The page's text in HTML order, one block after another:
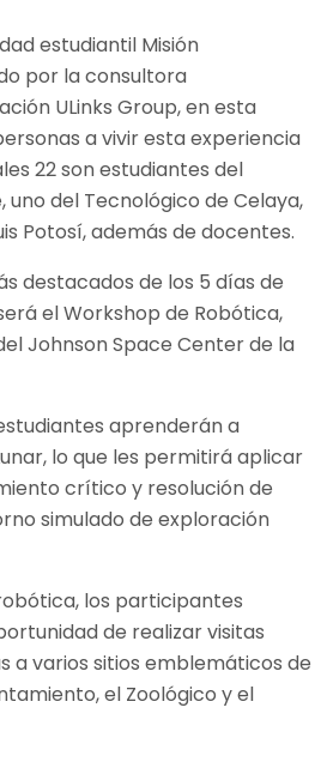
estudiantil Misión
por la consultora
ULinks Group, en esta
a vivir esta experiencia
22 son estudiantes del
uno del Tecnológico de Celaya,
Potosí, además de docentes.
destacados de los 5 días de
el Workshop de Robótica,
Johnson Space Center de la
aprenderán a
lo que les permitirá aplicar
crítico y resolución de
simulado de exploración
los participantes
de realizar visitas
a varios sitios emblemáticos de
el Zoológico y el